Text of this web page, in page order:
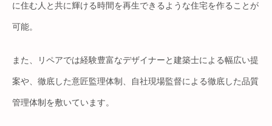
に住む人と共に輝ける時間を再生できるような住宅を作ることが
可能。
また、リペアでは経験豊富なデザイナーと建築士による幅広い提
案や、徹底した意匠監理体制、自社現場監督による徹底した品質
管理体制を敷いています。